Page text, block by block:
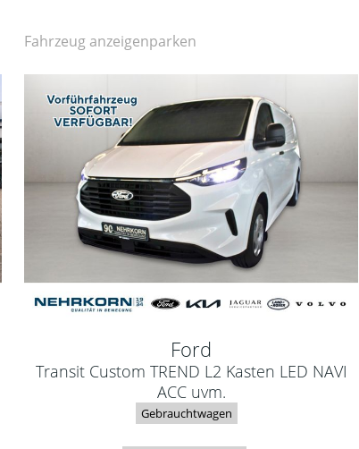
Fahrzeug anzeigenparken
Ford
Transit Custom TREND L2 Kasten LED NAVI
ACC uvm.
Gebrauchtwagen